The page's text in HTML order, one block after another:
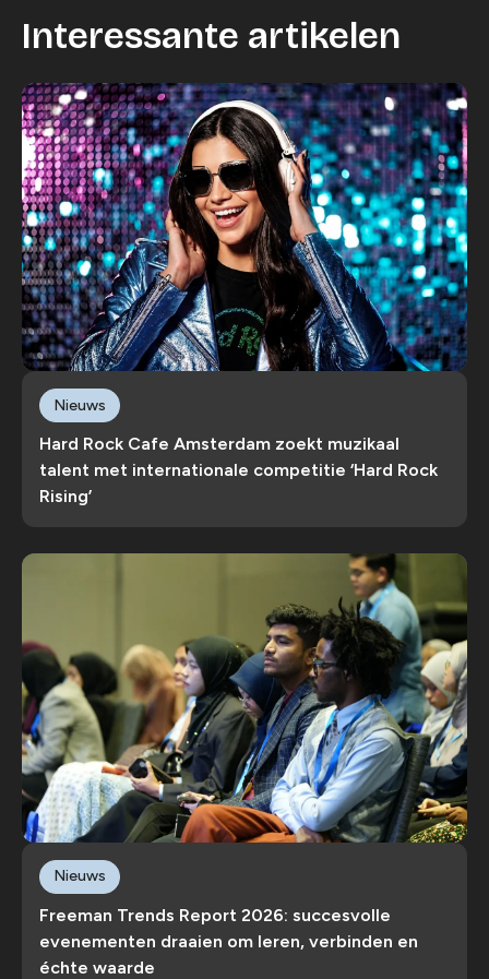
Interessante artikelen
Hard Rock Cafe Amsterdam zoekt muzikaal
talent met internationale competitie ‘Hard Rock
Rising’
Nieuws
Freeman Trends Report 2026: succesvolle
evenementen draaien om leren, verbinden en
échte waarde
Nieuws